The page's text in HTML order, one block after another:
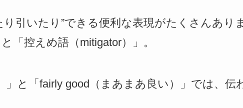
引いたり”できる便利な表現がたくさんあり
「控えめ語（mitigator）」。
と「fairly good（まあまあ良い）」では、伝